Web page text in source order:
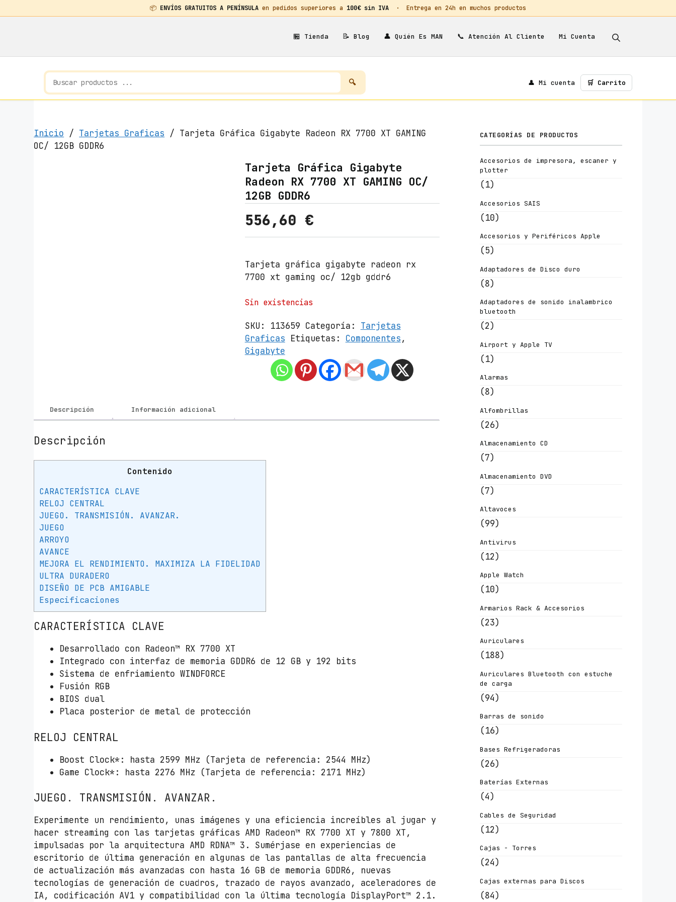
📦 ENVÍOS GRATUITOS A PENÍNSULA en pedidos superiores a 100€ sin IVA · Entrega en 24h en muchos productos
🏪 Tienda 📝 Blog 👤 Quién Es MAN 📞 Atención Al Cliente Mi Cuenta
👤 Mi cuenta 🛒 Carrito
Inicio / Tarjetas Graficas / Tarjeta Gráfica Gigabyte Radeon RX 7700 XT GAMING
OC/ 12GB GDDR6
Tarjeta Gráfica Gigabyte
Radeon RX 7700 XT GAMING OC/
12GB GDDR6
556,60 €
Tarjeta gráfica gigabyte radeon rx
7700 xt gaming oc/ 12gb gddr6
Sin existencias
SKU: 113659 Categoría: Tarjetas
Graficas Etiquetas: Componentes,
Gigabyte
Descripción Información adicional
Descripción
Contenido
CARACTERÍSTICA CLAVE
RELOJ CENTRAL
JUEGO. TRANSMISIÓN. AVANZAR.
JUEGO
ARROYO
AVANCE
MEJORA EL RENDIMIENTO. MAXIMIZA LA FIDELIDAD
ULTRA DURADERO
DISEÑO DE PCB AMIGABLE
Especificaciones
CARACTERÍSTICA CLAVE
Desarrollado con Radeon™ RX 7700 XT
Integrado con interfaz de memoria GDDR6 de 12 GB y 192 bits
Sistema de enfriamiento WINDFORCE
Fusión RGB
BIOS dual
Placa posterior de metal de protección
RELOJ CENTRAL
Boost Clock*: hasta 2599 MHz (Tarjeta de referencia: 2544 MHz)
Game Clock*: hasta 2276 MHz (Tarjeta de referencia: 2171 MHz)
JUEGO. TRANSMISIÓN. AVANZAR.
Experimente un rendimiento, unas imágenes y una eficiencia increíbles al jugar y
hacer streaming con las tarjetas gráficas AMD Radeon™ RX 7700 XT y 7800 XT,
impulsadas por la arquitectura AMD RDNA™ 3. Sumérjase en experiencias de
escritorio de última generación en algunas de las pantallas de alta frecuencia
de actualización más avanzadas con hasta 16 GB de memoria GDDR6, nuevas
tecnologías de generación de cuadros, trazado de rayos avanzado, aceleradores de
IA, codificación AV1 y compatibilidad con la última tecnología DisplayPort™ 2.1.
CATEGORÍAS DE PRODUCTOS
Accesorios de impresora, escaner y
plotter
(1)
Accesorios SAIS
(10)
Accesorios y Periféricos Apple
(5)
Adaptadores de Disco duro
(8)
Adaptadores de sonido inalambrico
bluetooth
(2)
Airport y Apple TV
(1)
Alarmas
(8)
Alfombrillas
(26)
Almacenamiento CD
(7)
Almacenamiento DVD
(7)
Altavoces
(99)
Antivirus
(12)
Apple Watch
(10)
Armarios Rack & Accesorios
(23)
Auriculares
(188)
Auriculares Bluetooth con estuche
de carga
(94)
Barras de sonido
(16)
Bases Refrigeradoras
(26)
Baterías Externas
(4)
Cables de Seguridad
(12)
Cajas - Torres
(24)
Cajas externas para Discos
(84)